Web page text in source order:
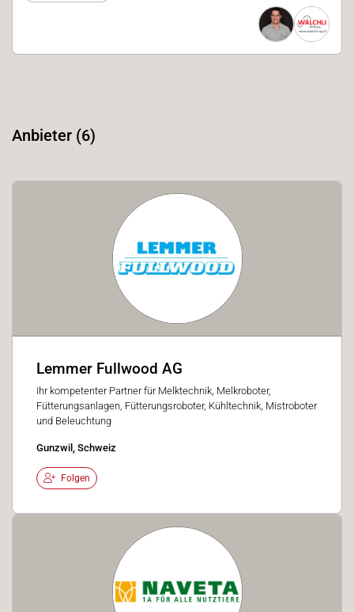
Anbieter (6)
Lemmer Fullwood AG
Ihr kompetenter Partner für Melktechnik, Melkroboter,
Fütterungsanlagen, Fütterungsroboter, Kühltechnik, Mistroboter
und Beleuchtung
Gunzwil, Schweiz
Folgen